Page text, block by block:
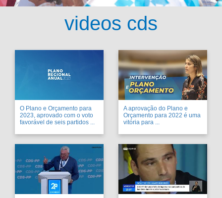
videos cds
O Plano e Orçamento para
2023, aprovado com o voto
favorável de seis partidos ...
A aprovação do Plano e
Orçamento para 2022 é uma
vitória para ...